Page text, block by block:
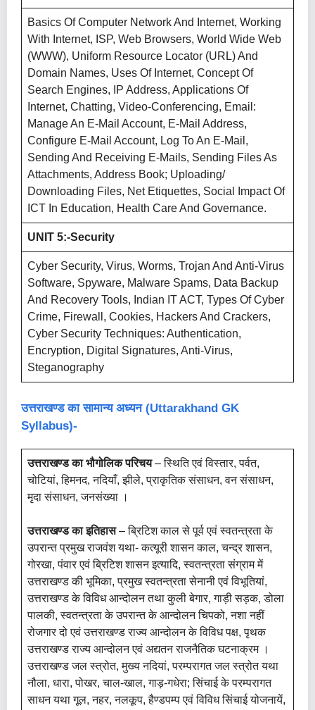
Basics Of Computer Network And Internet, Working
With Internet, ISP, Web Browsers, World Wide Web
(WWW), Uniform Resource Locator (URL) And
Domain Names, Uses Of Internet, Concept Of
Search Engines, IP Address, Applications Of
Internet, Chatting, Video-Conferencing, Email:
Manage An E-Mail Account, E-Mail Address,
Configure E-Mail Account, Log To An E-Mail,
Sending And Receiving E-Mails, Sending Files As
Attachments, Address Book; Uploading/
Downloading Files, Net Etiquettes, Social Impact Of
ICT In Education, Health Care And Governance.
UNIT 5:-Security
Cyber Security, Virus, Worms, Trojan And Anti-Virus
Software, Spyware, Malware Spams, Data Backup
And Recovery Tools, Indian IT ACT, Types Of Cyber
Crime, Firewall, Cookies, Hackers And Crackers,
Cyber Security Techniques: Authentication,
Encryption, Digital Signatures, Anti-Virus,
Steganography
उत्तराखण्ड का सामान्य अध्यन (Uttarakhand GK
Syllabus)-
उत्तराखण्ड का भौगोलिक परिचय– स्थिति एवं विस्तार, पर्वत,
चोटियां, हिमनद, नदियाँ, झीले, प्राकृतिक संसाधन, वन संसाधन,
मृदा संसाधन, जनसंख्या ।
उत्तराखण्ड का इतिहास– ब्रिटिश काल से पूर्व एवं स्वतन्त्रता के
उपरान्त प्रमुख राजवंश यथा- कत्यूरी शासन काल, चन्द्र शासन,
गोरखा, पंवार एवं ब्रिटिश शासन इत्यादि, स्वतन्त्रता संग्राम में
उत्तराखण्ड की भूमिका, प्रमुख स्वतन्त्रता सेनानी एवं विभूतियां,
उत्तराखण्ड के विविध आन्दोलन तथा कुली बेगार, गाड़ी सड़क, डोला
पालकी, स्वतन्त्रता के उपरान्त के आन्दोलन चिपको, नशा नहीं
रोजगार दो एवं उत्तराखण्ड राज्य आन्दोलन के विविध पक्ष, पृथक
उत्तराखण्ड राज्य आन्दोलन एवं अद्यतन राजनैतिक घटनाक्रम ।
उत्तराखण्ड जल स्त्रोत, मुख्य नदियां, परम्परागत जल स्त्रोत यथा
नौला, धारा, पोखर, चाल-खाल, गाड़-गधेरा; सिंचाई के परम्परागत
साधन यथा गूल, नहर, नलकूप, हैण्डपम्प एवं विविध सिंचाई योजनायें,